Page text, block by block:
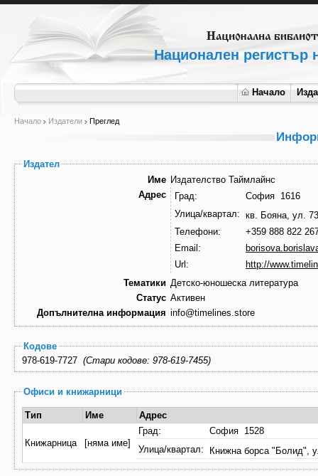
Национален регистър
Начало
Начало Издатели Преглед
Издател
Име Издателство Таймлайнс
Адрес
Град:
София 1616
Улица/квартал: кв. Бояна, ул.
Телефони:
+359 888 822
Email:
Url:
http://
Тематики Детско-юношеска литература
Статус Активен
Допълнителна информация info@timelines.store
Кодове
(Стари кодове: 978-619-7455)
Офиси и книжарници
Тип Име Адрес
Книжарница [няма име]
Град:
София 1528
Улица/квартал:
Книжна борса "Болид",